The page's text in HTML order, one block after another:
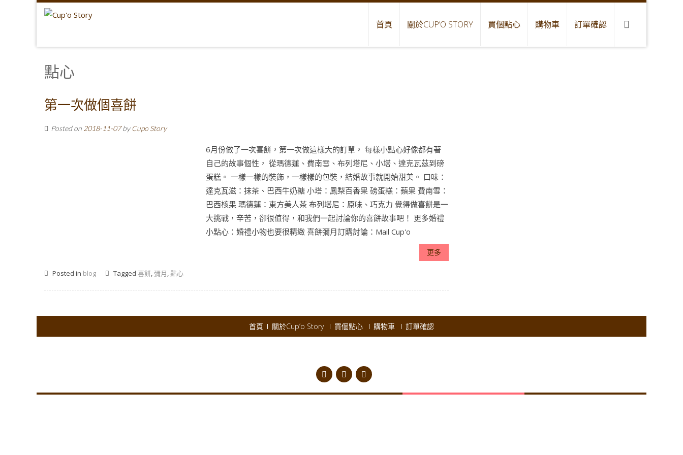
首頁 關於CUP’O STORY 買個點心 購物車 訂單確認
點心
第一次做個喜餅
Posted on 2018-11-07by Cupo Story
6月份做了一次喜餅，第一次做這樣大的訂單， 每樣小點心好像都有著
自己的故事個性， 從瑪德蓮、費南雪、布列塔尼、小塔、達克瓦茲到磅
蛋糕。 一樣一樣的裝飾，一樣樣的包裝，結婚故事就開始甜美。 口味：
達克瓦滋：抹茶、巴西牛奶糖 小塔：鳳梨百香果 磅蛋糕：蘋果 費南雪：
巴西核果 瑪德蓮：東方美人茶 布列塔尼：原味、巧克力 覺得做喜餅是一
大挑戰，辛苦，卻很值得，和我們一起討論你的喜餅故事吧！ 更多婚禮
小點心：婚禮小物也要很精緻 喜餅彌月訂購討論：Mail Cup'o
更多
Posted in blog Tagged 喜餅,彌月,點心
首頁 關於Cup’o Story 買個點心 購物車 訂單確認